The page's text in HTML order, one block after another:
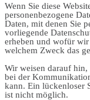
Wenn Sie diese
personenbezogene
Daten, mit denen Sie
vorliegende
erheben und wofür
welchem Zweck das
Wir weisen darauf
bei der
kann. Ein lückenloser
ist nicht möglich.